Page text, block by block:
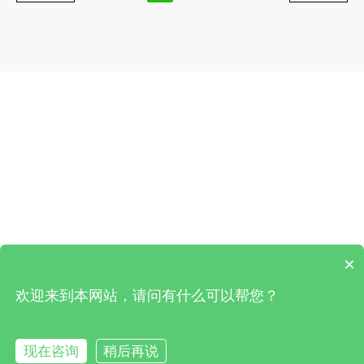
×
欢迎来到本网站，请问有什么可以帮您？
现在咨询
稍后再说